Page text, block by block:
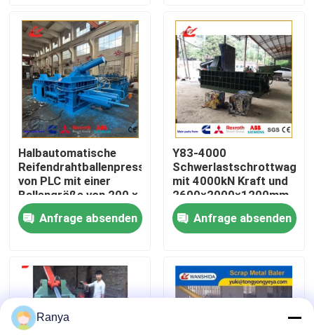
Über uns
Werksbesichtigung
Qualitätskontrolle
Kontakt mit uns
Neuigkeiten
Bitte um ein Angebot
Industrielle Ballenpreßmaschine
Ballenlänge
Halbautomatische
Reifendrahtballenpresse
von PLC mit einer
Ballengröße von 200 ×
200 mm für das
Stahldrahtrecycling
Anfrage absenden
Y83-4000
mit 4000kN Kraft und
2600×2000×1200mm
Kammer für
Schrottwagenkarosserie
und
Anfrage absenden
Ranya